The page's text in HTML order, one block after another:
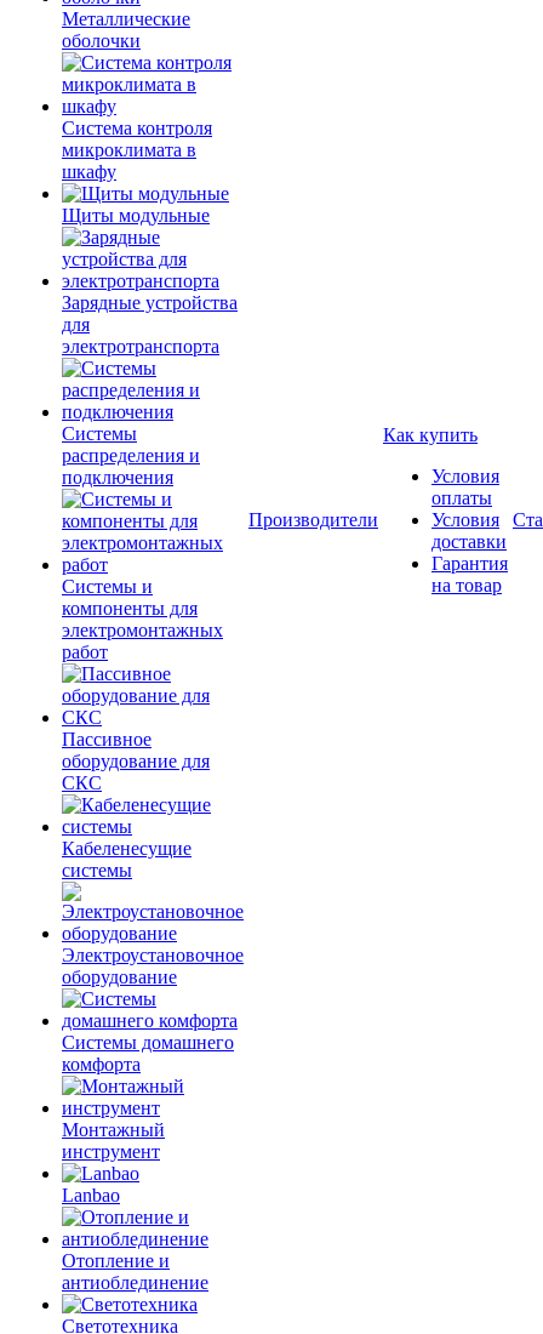
Металлические
оболочки
Система контроля
микроклимата в
шкафу
Щиты модульные
Зарядные устройства
для
электротранспорта
Системы
распределения и
подключения
Системы и
компоненты для
электромонтажных
работ
Пассивное
оборудование для
СКС
Кабеленесущие
системы
Электроустановочное
оборудование
Системы домашнего
комфорта
Монтажный
инструмент
Lanbao
Отопление и
антиоблединение
Светотехника
Производители
Как купить
Условия
оплаты
Условия
доставки
Гарантия
на товар